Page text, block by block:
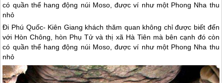
có quần thể hang động núi Moso, được ví như một Phong Nha thu
nhỏ
Đi Phú Quốc- Kiên Giang khách thăm quan không chỉ được biết đến
với Hòn Chông, hòn Phụ Tử và thị xã Hà Tiên mà bên cạnh đó còn
có quần thể hang động núi Moso, được ví như một Phong Nha thu
nhỏ